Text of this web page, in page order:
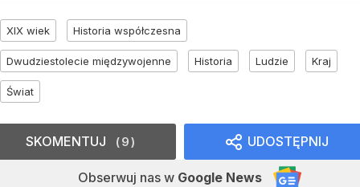
XIX wiek Historia współczesna
Dwudziestolecie międzywojenne Historia Ludzie Kraj
Świat
UDOSTĘPNIJ
Obserwuj nas w Google News
SKOMENTUJ 9